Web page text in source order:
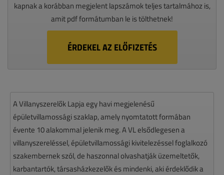
kapnak a korábban megjelent lapszámok teljes tartalmához is,
amit pdf formátumban le is tölthetnek!
ÉRDEKEL AZ ELŐFIZETÉS
A Villanyszerelők Lapja egy havi megjelenésű
épületvillamossági szaklap, amely nyomtatott formában
évente 10 alakommal jelenik meg. A VL elsődlegesen a
villanyszereléssel, épületvillamossági kivitelezéssel foglalkozó
szakembernek szól, de haszonnal olvashatják üzemeltetők,
karbantartók, társasházkezelők és mindenki, aki érdeklődik a